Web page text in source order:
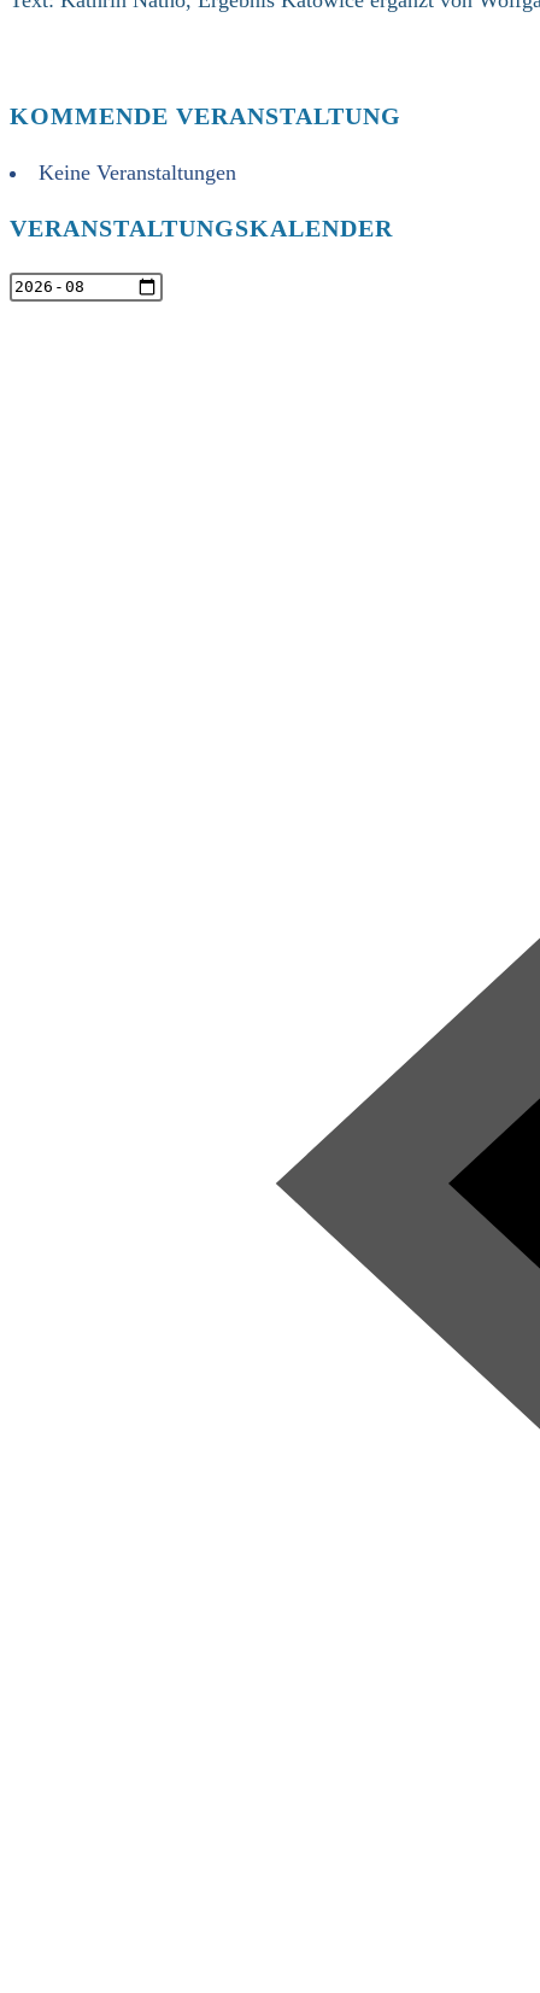
KOMMENDE VERANSTALTUNG
Keine Veranstaltungen
VERANSTALTUNGSKALENDER